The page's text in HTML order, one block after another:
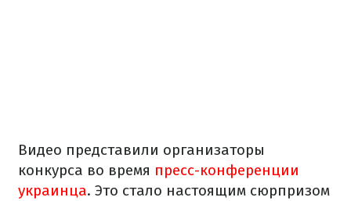
Видео представили организаторы
конкурса во время пресс-конференции
украинца. Это стало настоящим сюрпризом